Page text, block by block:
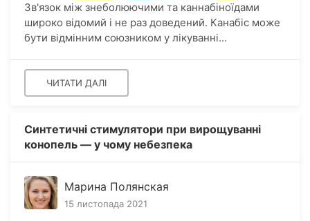
Зв'язок між знеболюючими та каннабіноїдами
широко відомий і не раз доведений. Канабіс може
бути відмінним союзником у лікуванні...
ЧИТАТИ ДАЛІ
Синтетичні стимулятори при вирощуванні
конопель — у чому небезпека
Марина Полянская
15 листопада 2021